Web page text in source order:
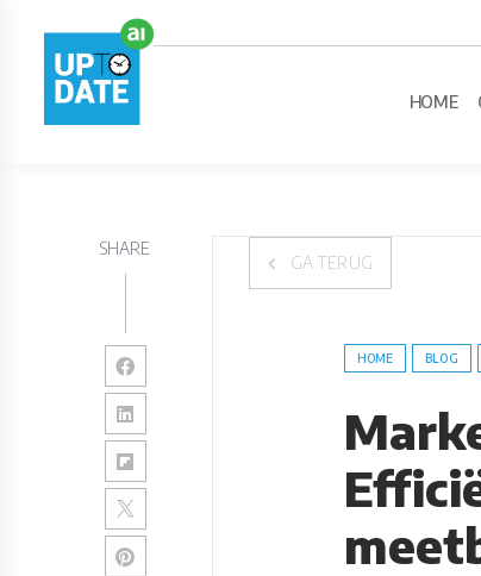
HOME
SHARE
GA TERUG
HOME BLOG